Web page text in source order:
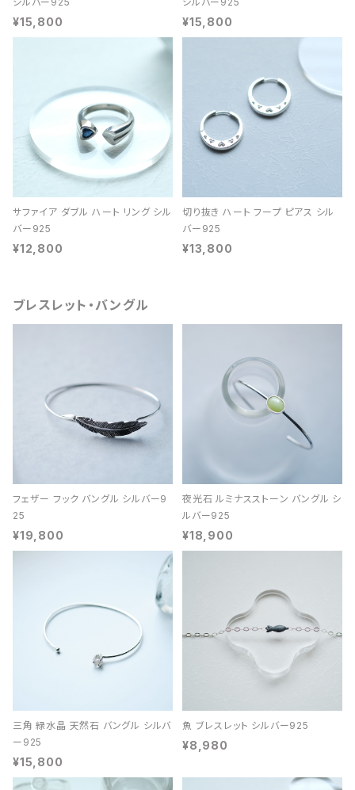
¥15,800 ¥15,800
サファイア ダブル ハート リング シル
バー925
¥12,800
切り抜き ハート フープ ピアス シル
バー925
¥13,800
ブレスレット・バングル
フェザー フック バングル シルバー9
25
¥19,800
夜光石 ルミナスストーン バングル シ
ルバー925
¥18,900
三角 緑水晶 天然石 バングル シルバ
ー925
¥15,800
魚 ブレスレット シルバー925
¥8,980